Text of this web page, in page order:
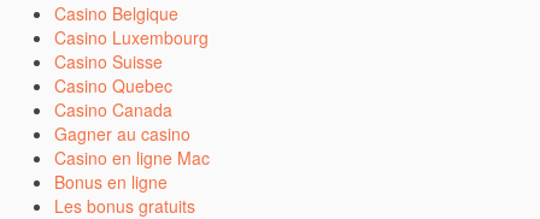
Casino Belgique
Casino Luxembourg
Casino Suisse
Casino Quebec
Casino Canada
Gagner au casino
Casino en ligne Mac
Bonus en ligne
Les bonus gratuits